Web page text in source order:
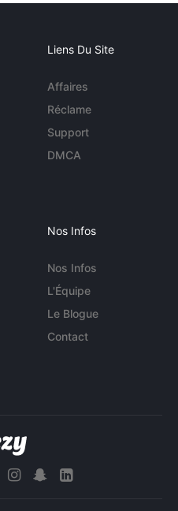
Liens Du Site
Affaires
Réclame
Support
DMCA
Nos Infos
Nos Infos
L'Équipe
Le Blogue
Contact